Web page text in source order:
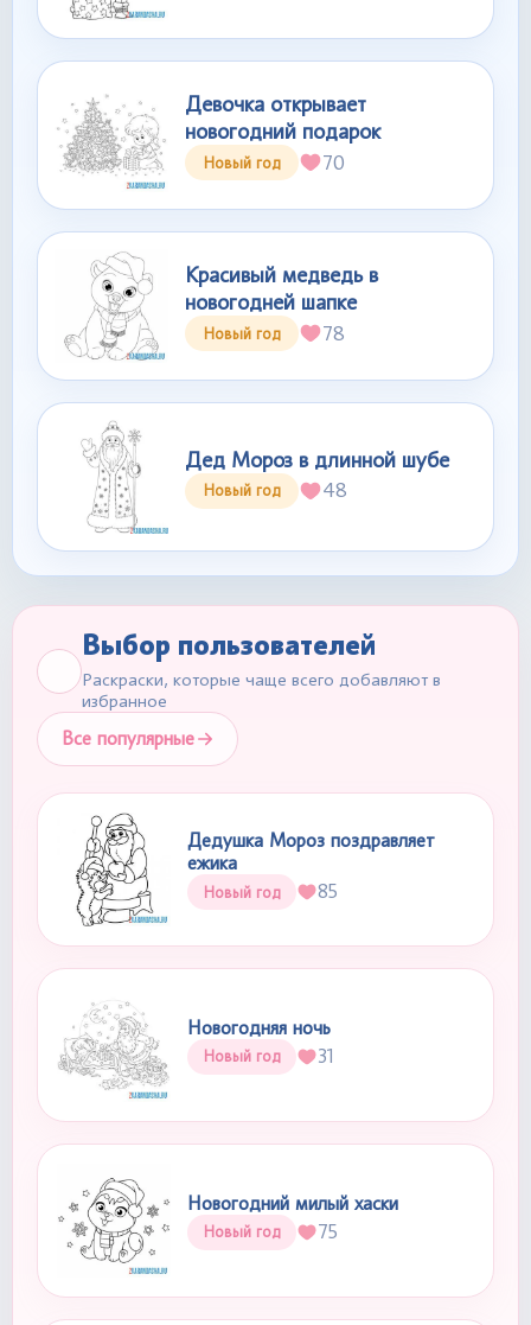
Девочка открывает
новогодний подарок
Новый год 70
Красивый медведь в
новогодней шапке
Новый год 78
Дед Мороз в длинной шубе
Новый год 48
Выбор пользователей
Раскраски, которые чаще всего добавляют в
избранное
Все популярные
Дедушка Мороз поздравляет
ежика
Новый год 85
Новогодняя ночь
Новый год 31
Новогодний милый хаски
Новый год 75